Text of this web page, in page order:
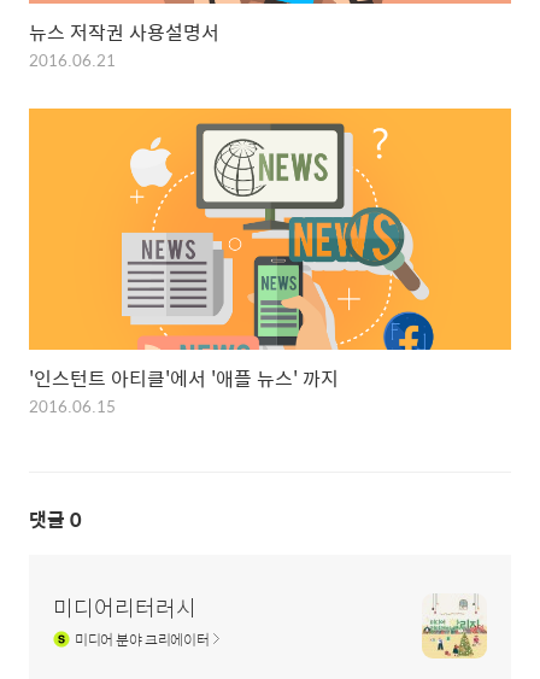
뉴스 저작권 사용설명서
2016.06.21
'인스턴트 아티클'에서 '애플 뉴스' 까지
2016.06.15
댓글 0
미디어리터러시
미디어분야 크리에이터